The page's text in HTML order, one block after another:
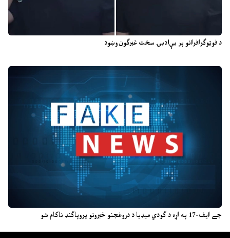
د فوټوګرافرانو پر بې‌ادبۍ سخت غبرګون وښود
جے ایف-17 په اړه د ګودي میډیا د دروغجنو خبرونو پروپاګنډ ناکام شو